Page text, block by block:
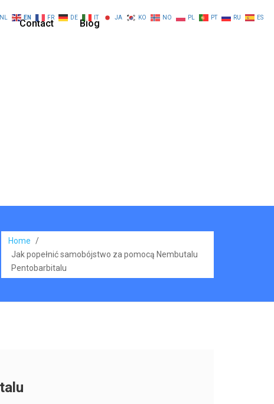
Contact Blog
Home
/
Jak popełnić samobójstwo za pomocą Nembutalu
Pentobarbitalu
NL EN FR DE IT JA KO NO PL PT RU ES